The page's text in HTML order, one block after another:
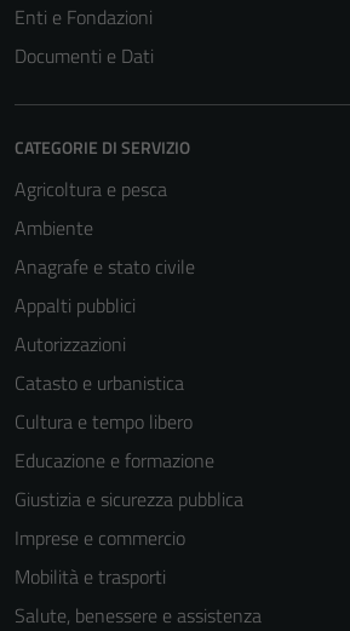
Enti e Fondazioni
Documenti e Dati
CATEGORIE DI SERVIZIO
Agricoltura e pesca
Ambiente
Anagrafe e stato civile
Appalti pubblici
Autorizzazioni
Catasto e urbanistica
Cultura e tempo libero
Educazione e formazione
Giustizia e sicurezza pubblica
Imprese e commercio
Mobilità e trasporti
Salute, benessere e assistenza